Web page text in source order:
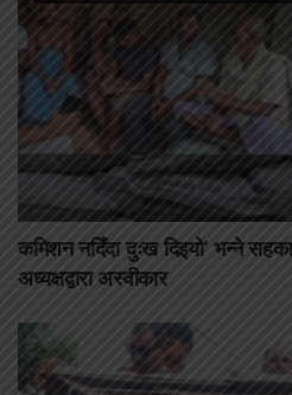
कमिशन नदिँदा दुःख दिइयो’ भन्ने
अध्यक्षद्वारा अस्वीकार